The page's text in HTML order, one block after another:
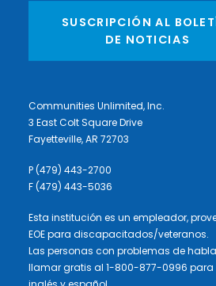
SUSCRIPCIÓN AL
DE NOTICIAS
Communities Unlimited, Inc.
3 East Colt Square Drive
Fayetteville, AR 72703
P (479) 443-2700
F (479) 443-5036
Esta institución es un empleador,
EOE para discapacitados/veteranos.
Las personas con problemas de
llamar gratis al 1-800-877-0996 para